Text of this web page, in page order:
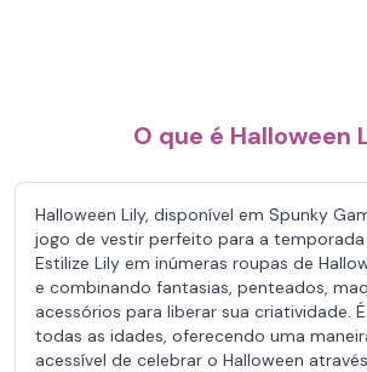
O que é Halloween
Halloween Lily, disponível em Spunky
jogo de vestir perfeito para a temporada
Estilize Lily em inúmeras roupas de
e combinando fantasias, penteados,
acessórios para liberar sua criatividade.
todas as idades, oferecendo uma
acessível de celebrar o Halloween